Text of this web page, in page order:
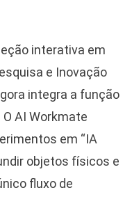
interativa em
e Inovação
integra a função
AI Workmate
em “IA
objetos físicos e
fluxo de